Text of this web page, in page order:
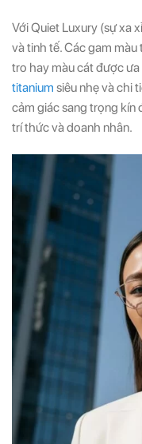
Với Quiet Luxury (sự xa
và tinh tế. Các gam
tro hay màu cát được
titanium siêu nhẹ và chi
cảm giác sang trọng kín
trí thức và doanh nhân.